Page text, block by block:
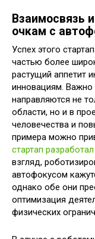
Взаимосвязь
очкам с
Успех этого
частью более
растущий аппетит
инновациям. Важно
направляются не
области, но и в
человечества и
примера можно
стартап
взгляд,
автофокусом
однако обе они
оптимизация
физических